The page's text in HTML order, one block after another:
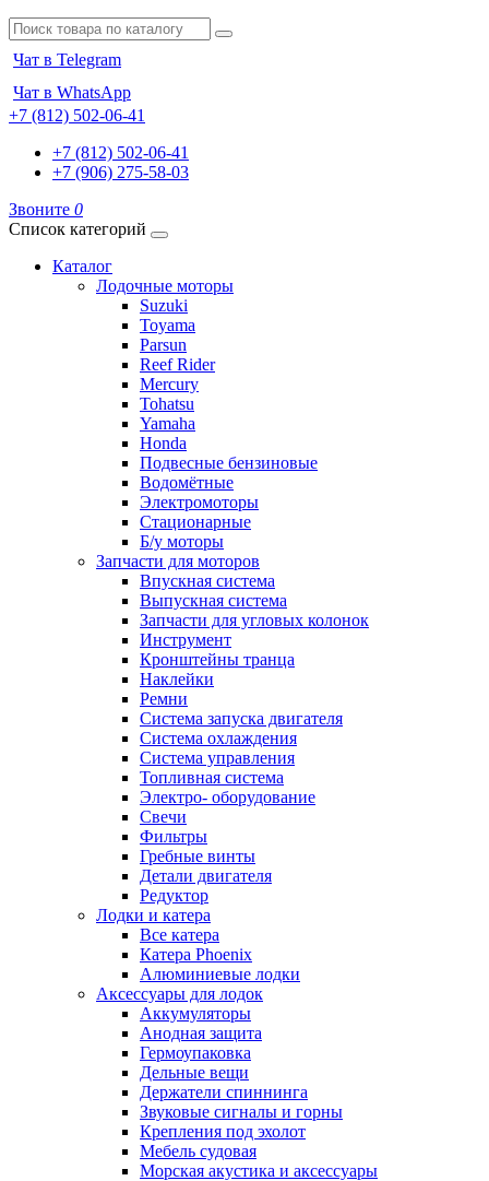
Чат в Telegram
Чат в WhatsApp
+7 (812) 502-06-41
+7 (812) 502-06-41
+7 (906) 275-58-03
Звоните 0
Список категорий
Каталог
Лодочные моторы
Suzuki
Toyama
Parsun
Reef Rider
Mercury
Tohatsu
Yamaha
Honda
Подвесные бензиновые
Водомётные
Электромоторы
Стационарные
Б/у моторы
Запчасти для моторов
Впускная система
Выпускная система
Запчасти для угловых колонок
Инструмент
Кронштейны транца
Наклейки
Ремни
Система запуска двигателя
Система охлаждения
Система управления
Топливная система
Электро- оборудование
Свечи
Фильтры
Гребные винты
Детали двигателя
Редуктор
Лодки и катера
Все катера
Катера Phoenix
Алюминиевые лодки
Аксессуары для лодок
Аккумуляторы
Анодная защита
Гермоупаковка
Дельные вещи
Держатели спиннинга
Звуковые сигналы и горны
Крепления под эхолот
Мебель судовая
Морская акустика и аксессуары